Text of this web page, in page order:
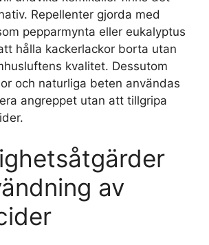
Repellenter gjorda med
pepparmynta eller eukalyptus
hålla kackerlackor borta utan
kvalitet. Dessutom
och naturliga beten användas
angreppet utan att tillgripa
av